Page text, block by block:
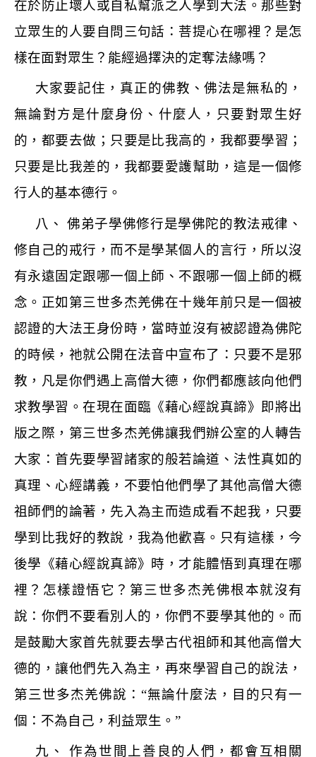
在於防止壞人或自私幫派之人學到大法。那些對
立眾生的人要自問三句話：菩提心在哪裡？是怎
樣在面對眾生？能經過擇決的定奪法緣嗎？
大家要記住，真正的佛教、佛法是無私的，
無論對方是什麼身份、什麼人，只要對眾生好
的，都要去做；只要是比我高的，我都要學習；
只要是比我差的，我都要愛護幫助，這是一個修
行人的基本德行。
八、 佛弟子學佛修行是學佛陀的教法戒律、
修自己的戒行，而不是學某個人的言行，所以沒
有永遠固定跟哪一個上師、不跟哪一個上師的概
念。正如第三世多杰羌佛在十幾年前只是一個被
認證的大法王身份時，當時並沒有被認證為佛陀
的時候，祂就公開在法音中宣布了：只要不是邪
教，凡是你們遇上高僧大德，你們都應該向他們
求教學習。在現在面臨《藉心經說真諦》即將出
版之際，第三世多杰羌佛讓我們辦公室的人轉告
大家：首先要學習諸家的般若論道、法性真如的
真理、心經講義，不要怕他們學了其他高僧大德
祖師們的論著，先入為主而造成看不起我，只要
學到比我好的教說，我為他歡喜。只有這樣，今
後學《藉心經說真諦》時，才能體悟到真理在哪
裡？怎樣證悟它？第三世多杰羌佛根本就沒有
說：你們不要看別人的，你們不要學其他的。而
是鼓勵大家首先就要去學古代祖師和其他高僧大
德的，讓他們先入為主，再來學習自己的說法，
第三世多杰羌佛說： “無論什麼法，目的只有一
個：不為自己，利益眾生。 ”
九、 作為世間上善良的人們，都會互相關